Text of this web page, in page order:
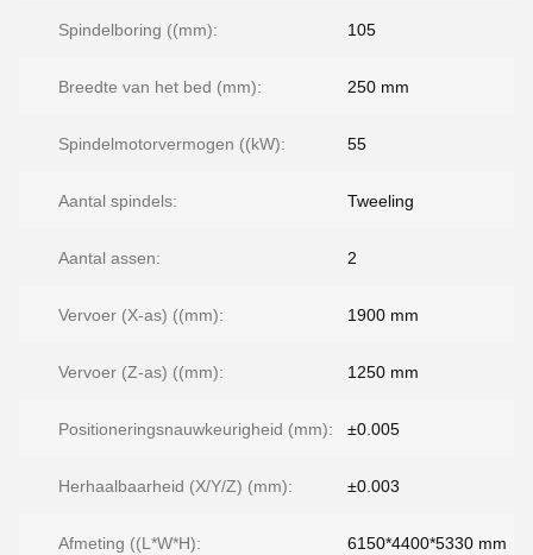
Spindelboring ((mm): 105
Breedte van het bed (mm): 250 mm
Spindelmotorvermogen ((kW): 55
Aantal spindels: Tweeling
Aantal assen: 2
Vervoer (X-as) ((mm): 1900 mm
Vervoer (Z-as) ((mm): 1250 mm
Positioneringsnauwkeurigheid (mm): ±0.005
Herhaalbaarheid (X/Y/Z) (mm): ±0.003
Afmeting ((L*W*H): 6150*4400*5330 mm